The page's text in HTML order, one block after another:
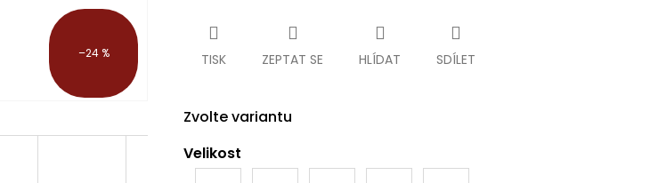
–24 %
Zvolte variantu
Velikost
TISK ZEPTAT SE HLÍDAT SDÍLET